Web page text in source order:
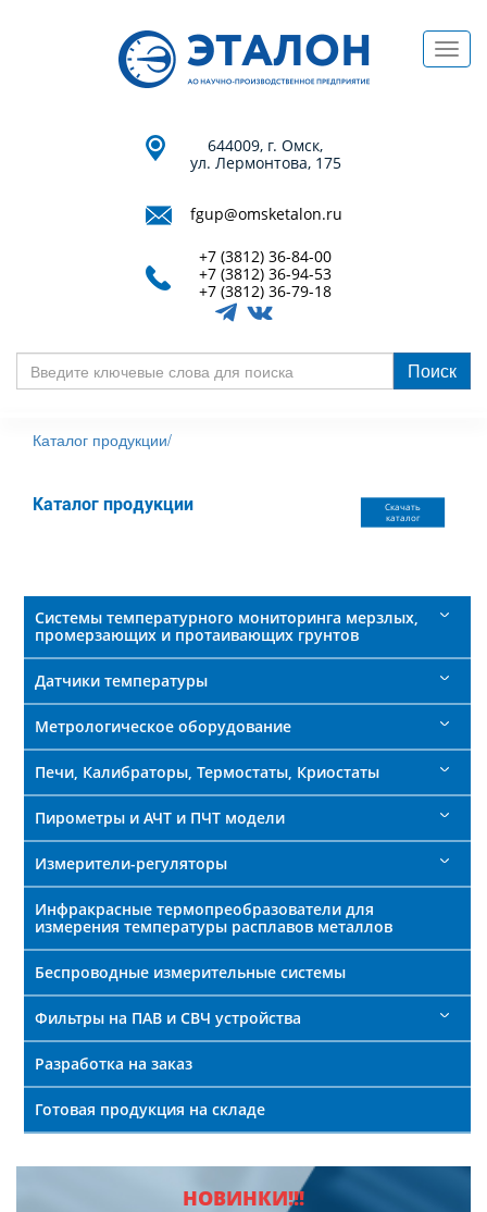
644009, г. Омск,
ул. Лермонтова, 175
fgup@omsketalon.ru
+7 (3812) 36-84-00
+7 (3812) 36-94-53
+7 (3812) 36-79-18
слова
Поиск
Каталог продукции/
Каталог продукции
Скачать
каталог
Системы температурного мониторинга мерзлых,
промерзающих и протаивающих грунтов
Датчики температуры
Метрологическое оборудование
Печи, Калибраторы, Термостаты, Криостаты
Пирометры и АЧТ и ПЧТ модели
Измерители-регуляторы
Инфракрасные термопреобразователи для
измерения температуры расплавов металлов
Беспроводные измерительные системы
Фильтры на ПАВ и СВЧ устройства
Разработка на заказ
Готовая продукция на складе
НОВИНКИ!!!